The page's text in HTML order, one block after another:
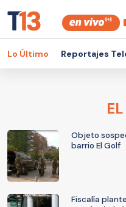
Lo Último Reportajes
Objeto
barrio El Golf
Fiscalía